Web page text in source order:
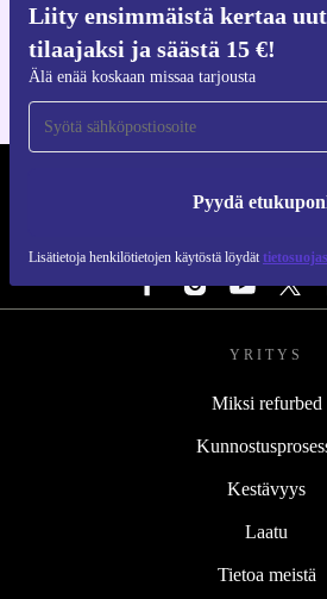
Liity ensimmäistä kertaa
tilaajaksi ja säästä 15 €!
Älä enää koskaan missaa tarjousta
Pyydä
Lisätietoja henkilötietojen käytöstä löydät
iOS:lle ja
YRITYS
Miksi refurbed
Kestävyys
Laatu
Tietoa meistä